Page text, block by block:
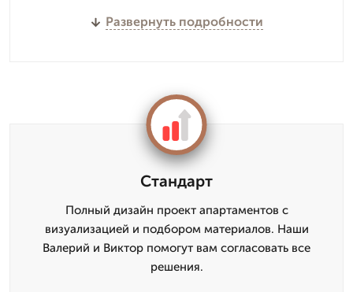
Развернуть подробности
Стандарт
Полный дизайн проект апартаментов с
визуализацией и подбором материалов. Наши
Валерий и Виктор помогут вам согласовать все
решения.